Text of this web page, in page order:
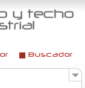
Buscador